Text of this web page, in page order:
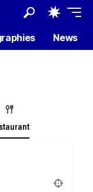
News